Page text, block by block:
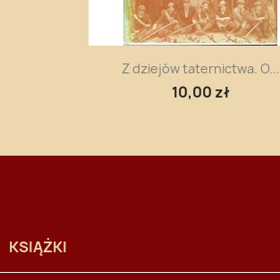
Z dziejów taternictwa. O...
10,00 zł
KSIĄŻKI